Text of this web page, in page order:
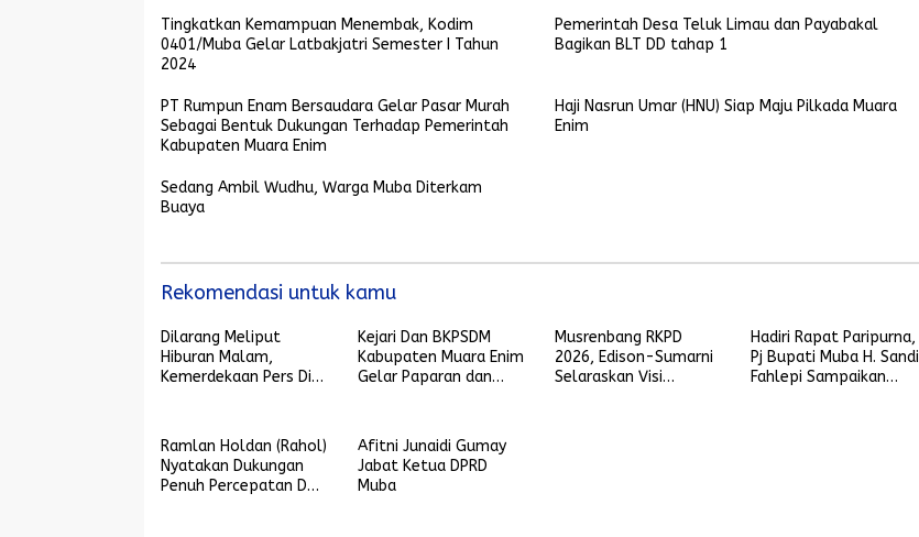
Tingkatkan Kemampuan Menembak, Kodim
0401/Muba Gelar Latbakjatri Semester I Tahun
2024
Pemerintah Desa Teluk Limau dan Payabakal
Bagikan BLT DD tahap 1
PT Rumpun Enam Bersaudara Gelar Pasar Murah
Sebagai Bentuk Dukungan Terhadap Pemerintah
Kabupaten Muara Enim
Haji Nasrun Umar (HNU) Siap Maju Pilkada Muara
Enim
Sedang Ambil Wudhu, Warga Muba Diterkam
Buaya
Rekomendasi untuk kamu
Dilarang Meliput
Hiburan Malam,
Kemerdekaan Pers Diuji
Kejari Dan BKPSDM
Kabupaten Muara Enim
Gelar Paparan dan
Musrenbang RKPD
2026, Edison-Sumarni
Selaraskan Visi
Hadiri Rapat Paripurna,
Pj Bupati Muba H. Sandi
Fahlepi Sampaikan
Ramlan Holdan (Rahol)
Nyatakan Dukungan
Penuh Percepatan DOB
Afitni Junaidi Gumay
Jabat Ketua DPRD
Muba